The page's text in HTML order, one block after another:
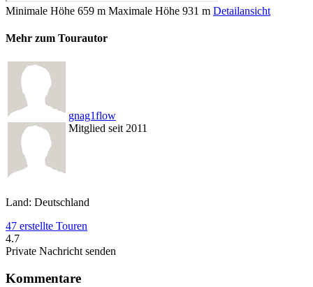
Minimale Höhe 659 m Maximale Höhe 931 m Detailansicht
Mehr zum Tourautor
gnag1flow
Mitglied seit 2011
Land: Deutschland
47 erstellte Touren
4.7
Private Nachricht senden
Kommentare